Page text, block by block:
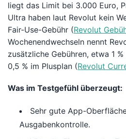
liegt das Limit bei 3.000 Euro,
Ultra haben laut Revolut kein
Fair-Use-Gebühr (Revolut
Wochenendwechseln nennt
zusätzliche Gebühren, etwa 1
0,5 % im Plusplan (Revolut
Was im Testgefühl überzeugt:
Sehr gute App-
Ausgabenkontrolle.